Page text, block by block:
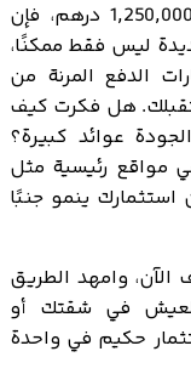
مع أسعار تبدأ من 295,000 درهم إلى 1,250,000 درهم، فإن
ليس فقط ممكنًا،
الدفع المرنة من
هل فكرت كيف
عوائد كبيرة؟
مواقع رئيسية مثل
ينمو جنبًا
وامهد الطريق
في شقتك أو
حكيم في واحدة